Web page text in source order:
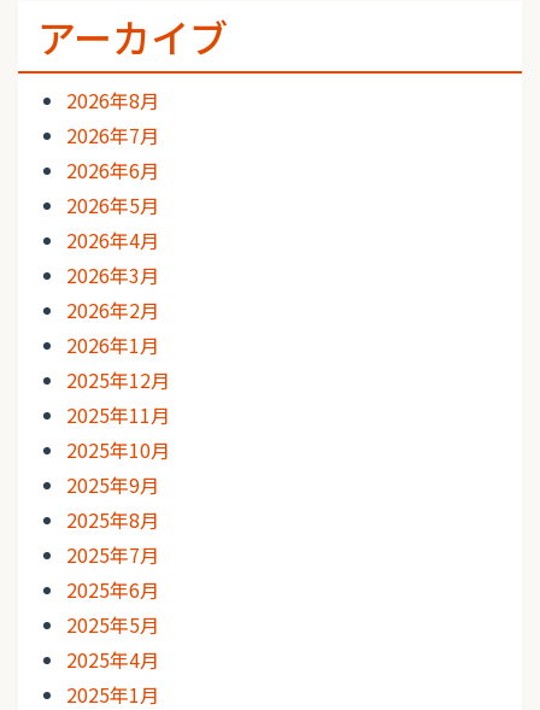
アーカイブ
2026年8月
2026年7月
2026年6月
2026年5月
2026年4月
2026年3月
2026年2月
2026年1月
2025年12月
2025年11月
2025年10月
2025年9月
2025年8月
2025年7月
2025年6月
2025年5月
2025年4月
2025年1月